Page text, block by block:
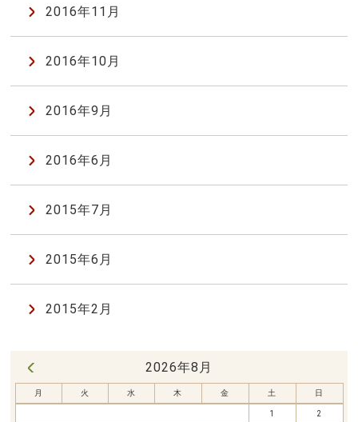
2016年11月
2016年10月
2016年9月
2016年6月
2015年7月
2015年6月
2015年2月
2026年8月
月 火 水 木 金 土 日
1 2